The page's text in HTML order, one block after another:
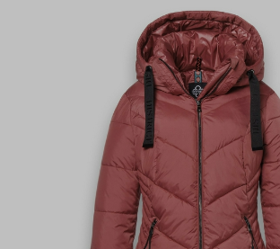
Thorens
Menger
Mode